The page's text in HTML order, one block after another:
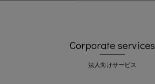
Corporate services
法人向けサービス